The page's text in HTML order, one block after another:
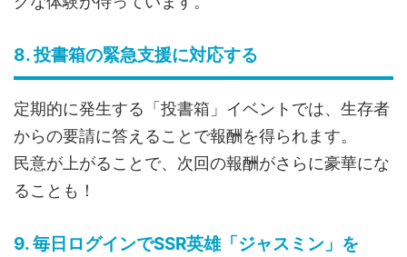
8. 投書箱の緊急支援に対応する
定期的に発生する「投書箱」イベントでは、生存者
からの要請に答えることで報酬を得られます。
民意が上がることで、次回の報酬がさらに豪華にな
ることも！
9. 毎日ログインでSSR英雄「ジャスミン」を